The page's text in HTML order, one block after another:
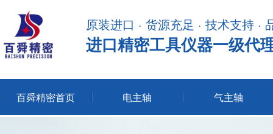
原装进口 · 货源充足 · 技术支持 ·
进口精密工具仪器一级代
百舜精密首页 电主轴 气主轴